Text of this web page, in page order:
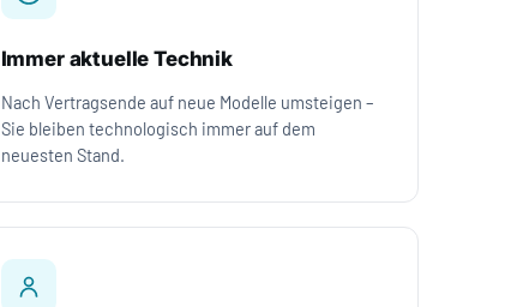
Immer aktuelle Technik
Nach Vertragsende auf neue Modelle umsteigen –
Sie bleiben technologisch immer auf dem
neuesten Stand.